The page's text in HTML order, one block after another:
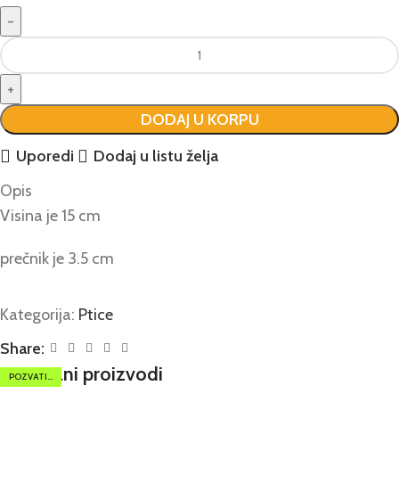
DODAJ U KORPU
Uporedi
Dodaj u listu želja
Opis
Visina je 15 cm
prečnik je 3.5 cm
Kategorija: Ptice
Share:
Povezani proizvodi
POZVATI...